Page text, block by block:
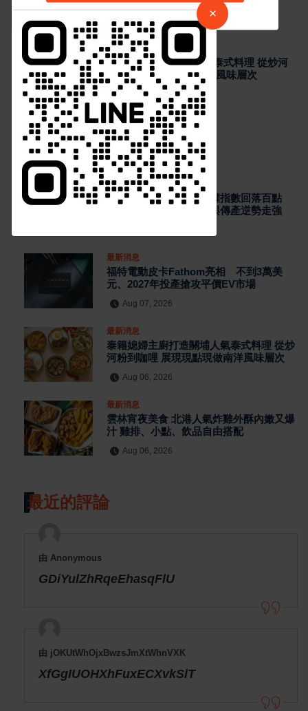
10 Aug 07, 2026
最新消息
泰籍媳婦主廚打造關埔人氣泰式料理 從炒河
粉到咖哩 展現現點現做南洋風味層次
63 Aug 06, 2026
熱門新聞
最新消息
台股早盤開高走低 加權指數回落百點
電子股分化、數位雲端與傳產逆勢走強
最新消息
福特電動皮卡Fathom亮相 不到3萬美
元、2027年投產搶攻平價EV市場
Aug 07, 2026
最新消息
泰籍媳婦主廚打造關埔人氣泰式料理 從炒
河粉到咖哩 展現現點現做南洋風味層次
Aug 06, 2026
最新消息
雲林宵夜美食 北港人氣炸雞外酥內嫩又爆
汁 雞排、小點、飲品自由搭配
Aug 06, 2026
最近的評論
由 Anonymous
GDiYulZhRqeEhasqFlU
由 jOKUtWhOjxBwzsJmXtWhnVXK
XfGgIUOHXhFuxECXvkSlT
請加入LINE好友連結
中 華 超 傳 媒
Https://reurl.cc/adqW77
訂閱
×